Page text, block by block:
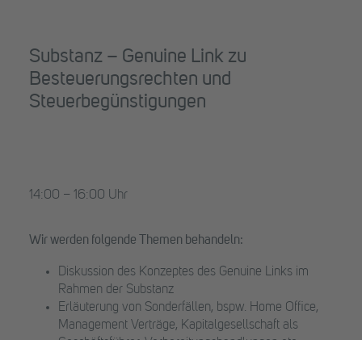
Substanz – Genuine Link zu
Besteuerungsrechten und
Steuerbegünstigungen
14:00 – 16:00 Uhr
Wir werden folgende Themen behandeln:
Diskussion des Konzeptes des Genuine Links im
Rahmen der Substanz
Erläuterung von Sonderfällen, bspw. Home Office,
Management Verträge, Kapitalgesellschaft als